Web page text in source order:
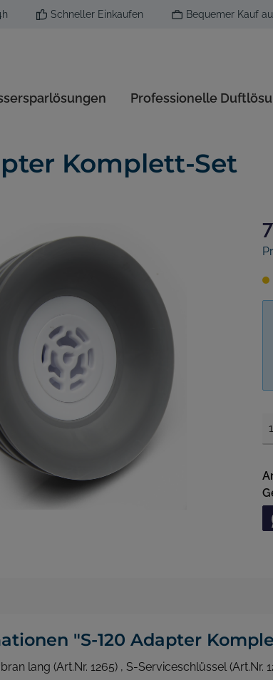
Schneller Einkaufen Bequemer Kauf
Professionelle
Komplett-Set
"S-120 Adapter
lang (Art.Nr. 1265) , S-Serviceschlüssel (Art.Nr.